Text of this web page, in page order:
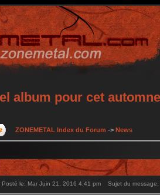
album pour cet automne
ZONEMETAL Index du Forum -> News
Posté le: Mar Juin 21, 2016 4:41 pm Sujet du message: